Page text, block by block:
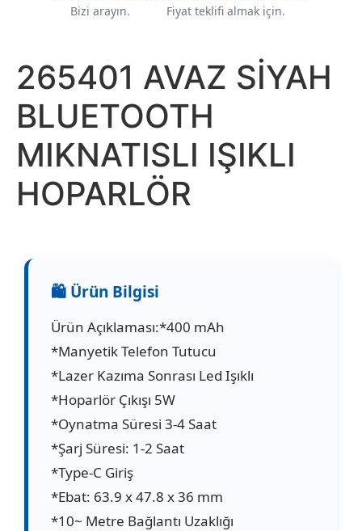
Bizi arayın. Fiyat teklifi almak için.
265401 AVAZ SİYAH
BLUETOOTH
MIKNATISLI IŞIKLI
HOPARLÖR
Ürün Açıklaması:*400 mAh
*Manyetik Telefon Tutucu
*Lazer Kazıma Sonrası Led Işıklı
*Hoparlör Çıkışı 5W
*Oynatma Süresi 3-4 Saat
*Şarj Süresi: 1-2 Saat
*Type-C Giriş
*Ebat: 63.9 x 47.8 x 36 mm
*10~ Metre Bağlantı Uzaklığı